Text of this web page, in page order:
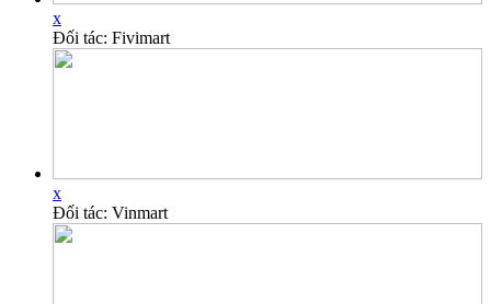
x
Đối tác: Fivimart
x
Đối tác: Vinmart